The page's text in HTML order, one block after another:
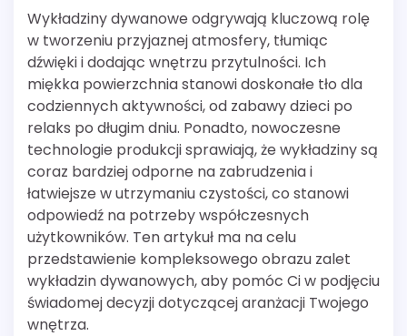
Wykładziny dywanowe odgrywają kluczową rolę
w tworzeniu przyjaznej atmosfery, tłumiąc
dźwięki i dodając wnętrzu przytulności. Ich
miękka powierzchnia stanowi doskonałe tło dla
codziennych aktywności, od zabawy dzieci po
relaks po długim dniu. Ponadto, nowoczesne
technologie produkcji sprawiają, że wykładziny są
coraz bardziej odporne na zabrudzenia i
łatwiejsze w utrzymaniu czystości, co stanowi
odpowiedź na potrzeby współczesnych
użytkowników. Ten artykuł ma na celu
przedstawienie kompleksowego obrazu zalet
wykładzin dywanowych, aby pomóc Ci w podjęciu
świadomej decyzji dotyczącej aranżacji Twojego
wnętrza.